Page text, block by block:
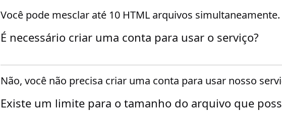
Você pode mesclar até 10 HTML arquivos simultaneamente.
É necessário criar uma conta para usar o serviço?
Não, você não precisa criar uma conta para usar nosso
Existe um limite para o tamanho do arquivo que